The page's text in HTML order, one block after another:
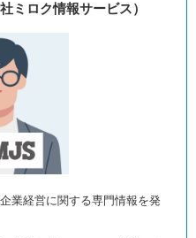
ミロク情報サービス）
業経営に関する専門情報を発